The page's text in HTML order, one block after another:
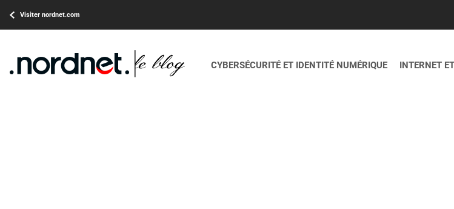
Visiter nordnet.com
CYBERSÉCURITÉ ET IDENTITÉ NUMÉRIQUE INTERNET